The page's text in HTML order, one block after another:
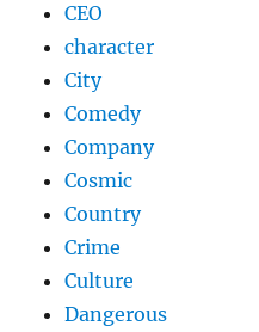
CEO
character
City
Comedy
Company
Cosmic
Country
Crime
Culture
Dangerous